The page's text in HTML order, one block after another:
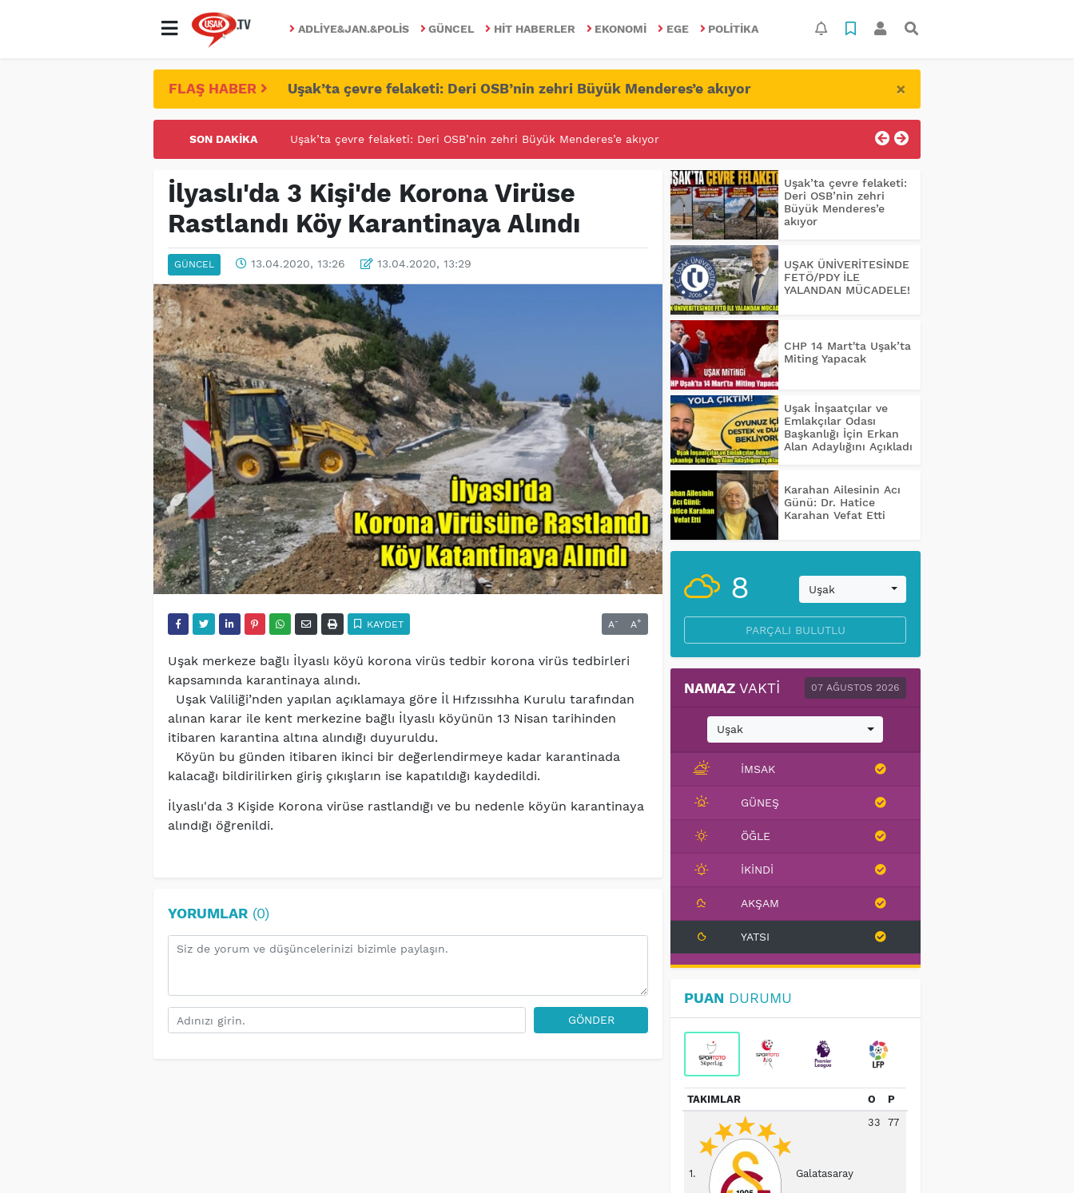
ADLIYE&JAN.&POLIS GÜNCEL HIT HABERLER EKONOMI EGE POLITIKA
FLAŞ HABER Uşak’ta çevre felaketi: Deri OSB’nin zehri Büyük Menderes’e akıyor ×
SON DAKIKA UŞAK ÜNİVERİTESİNDE FETÖ/PDY İLE YALANDAN MÜCADELE!
İlyaslı'da 3 Kişi'de Korona Virüse
Rastlandı Köy Karantinaya Alındı
GÜNCEL 13.04.2020, 13:26 13.04.2020, 13:29
KAYDET A- A+
Uşak merkeze bağlı İlyaslı köyü korona virüs tedbir korona virüs tedbirleri
kapsamında karantinaya alındı.
Uşak Valiliği’nden yapılan açıklamaya göre İl Hıfzıssıhha Kurulu tarafından
alınan karar ile kent merkezine bağlı İlyaslı köyünün 13 Nisan tarihinden
itibaren karantina altına alındığı duyuruldu.
Köyün bu günden itibaren ikinci bir değerlendirmeye kadar karantinada
kalacağı bildirilirken giriş çıkışların ise kapatıldığı kaydedildi.
İlyaslı'da 3 Kişide Korona virüse rastlandığı ve bu nedenle köyün karantinaya
alındığı öğrenildi.
YORUMLAR(0)
GÖNDER
Uşak’ta çevre felaketi:
Deri OSB’nin zehri
Büyük Menderes’e
akıyor
UŞAK ÜNİVERİTESİNDE
FETÖ/PDY İLE
YALANDAN MÜCADELE!
CHP 14 Mart'ta Uşak’ta
Miting Yapacak
Uşak İnşaatçılar ve
Emlakçılar Odası
Başkanlığı İçin Erkan
Alan Adaylığını Açıkladı
Karahan Ailesinin Acı
Günü: Dr. Hatice
Karahan Vefat Etti
8 Uşak
PARÇALI BULUTLU
NAMAZ VAKTI 07 AĞUSTOS 2026
Uşak
İMSAK
GÜNEŞ
ÖĞLE
İKINDI
AKŞAM
YATSI
PUAN DURUMU
TAKIMLAR O P
1. Galatasaray
33 77